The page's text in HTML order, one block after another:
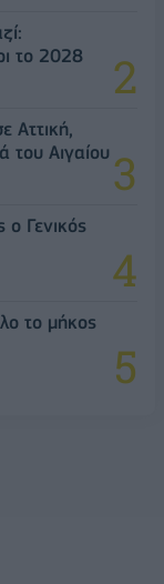
το 2028
Αττική,
του Αιγαίου
ο Γενικός
το μήκος